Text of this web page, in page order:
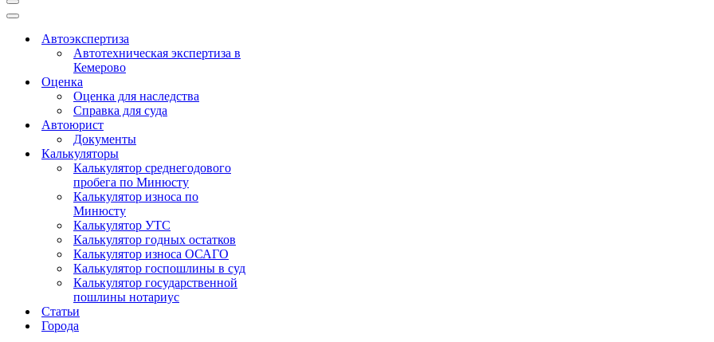
Меню
навигации
Меню
навигацииАвтоэкспертиза
Автотехническая экспертиза в
Кемерово
Оценка
Оценка для наследства
Справка для суда
Автоюрист
Документы
Калькуляторы
Калькулятор среднегодового
пробега по Минюсту
Калькулятор износа по
Минюсту
Калькулятор УТС
Калькулятор годных остатков
Калькулятор износа ОСАГО
Калькулятор госпошлины в суд
Калькулятор государственной
пошлины нотариус
Статьи
Города